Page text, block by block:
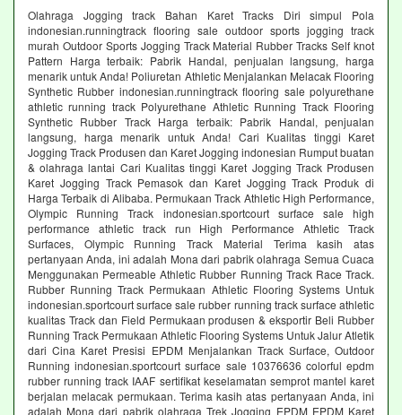
Olahraga Jogging track Bahan Karet Tracks Diri simpul Pola
indonesian.runningtrack flooring sale outdoor sports jogging track
murah Outdoor Sports Jogging Track Material Rubber Tracks Self knot
Pattern Harga terbaik: Pabrik Handal, penjualan langsung, harga
menarik untuk Anda! Poliuretan Athletic Menjalankan Melacak Flooring
Synthetic Rubber indonesian.runningtrack flooring sale polyurethane
athletic running track Polyurethane Athletic Running Track Flooring
Synthetic Rubber Track Harga terbaik: Pabrik Handal, penjualan
langsung, harga menarik untuk Anda! Cari Kualitas tinggi Karet
Jogging Track Produsen dan Karet Jogging indonesian Rumput buatan
& olahraga lantai Cari Kualitas tinggi Karet Jogging Track Produsen
Karet Jogging Track Pemasok dan Karet Jogging Track Produk di
Harga Terbaik di Alibaba. Permukaan Track Athletic High Performance,
Olympic Running Track indonesian.sportcourt surface sale high
performance athletic track run High Performance Athletic Track
Surfaces, Olympic Running Track Material Terima kasih atas
pertanyaan Anda, ini adalah Mona dari pabrik olahraga Semua Cuaca
Menggunakan Permeable Athletic Rubber Running Track Race Track.
Rubber Running Track Permukaan Athletic Flooring Systems Untuk
indonesian.sportcourt surface sale rubber running track surface athletic
kualitas Track dan Field Permukaan produsen & eksportir Beli Rubber
Running Track Permukaan Athletic Flooring Systems Untuk Jalur Atletik
dari Cina Karet Presisi EPDM Menjalankan Track Surface, Outdoor
Running indonesian.sportcourt surface sale 10376636 colorful epdm
rubber running track IAAF sertifikat keselamatan semprot mantel karet
berjalan melacak permukaan. Terima kasih atas pertanyaan Anda, ini
adalah Mona dari pabrik olahraga Trek Jogging EPDM EPDM Karet